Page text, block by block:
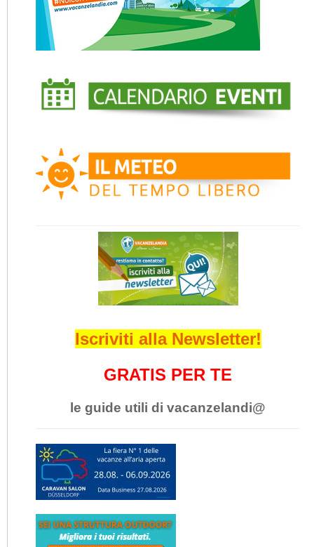
Iscriviti alla Newsletter!
GRATIS PER TE
le guide utili di vacanzelandi@